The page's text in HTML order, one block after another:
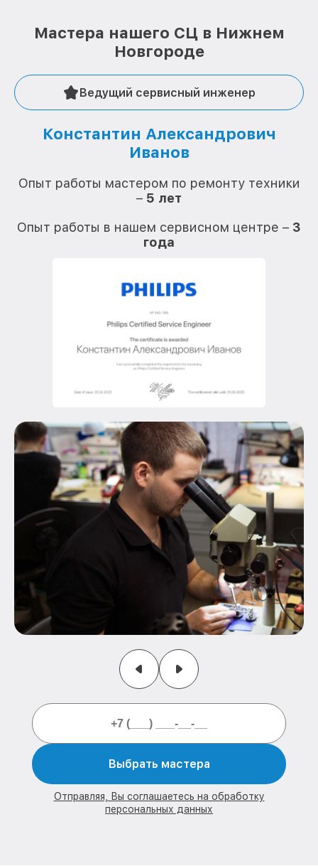
Мастера нашего СЦ в Нижнем
Новгороде
Ведущий сервисный инженер
Константин Александрович
Иванов
Опыт работы мастером по ремонту техники
– 5 лет
Опыт работы в нашем сервисном центре – 3
года
Выбрать мастера
Отправляя, Вы соглашаетесь на обработку
персональных данных